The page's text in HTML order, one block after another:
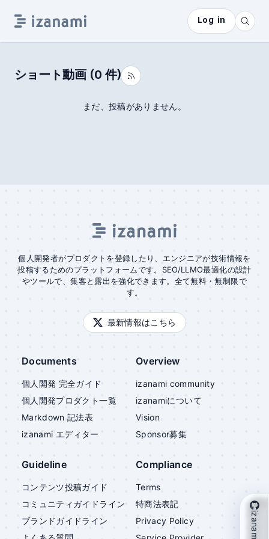
Log in
ショート動画 (0 件)
まだ、投稿がありません。
個人開発者がプロダクトを登録したり、エンジニアが技術情報を
投稿するためのプラットフォームです。SEO/LLMO最適化の設計
やツールで、集客と露出を強化できます。全て無料・無制限で
す。
最新情報はこちら
Documents
個人開発 完全ガイド
個人開発プロダクト一覧
Markdown 記法表
izanami エディター
Overview
izanami community
izanamiについて
Vision
Sponsor募集
Guideline
コンテンツ投稿ガイド
コミュニティガイドライン
ブランドガイドライン
Compliance
Terms
特商法表記
Privacy Policy